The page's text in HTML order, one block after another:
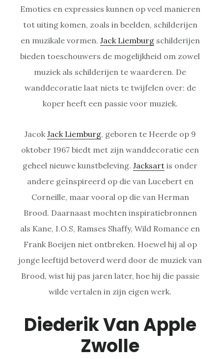
Emoties en expressies kunnen op veel manieren
tot uiting komen, zoals in beelden, schilderijen
en muzikale vormen. Jack Liemburgschilderijen
bieden toeschouwers de mogelijkheid om zowel
muziek als schilderijen te waarderen. De
wanddecoratie laat niets te twijfelen over: de
koper heeft een passie voor muziek.
Jacok Jack Liemburg, geboren te Heerde op 9
oktober 1967 biedt met zijn wanddecoratie een
geheel nieuwe kunstbeleving. Jacksart is onder
andere geïnspireerd op die van Lucebert en
Corneille, maar vooral op die van Herman
Brood. Daarnaast mochten inspiratiebronnen
als Kane, I.O.S, Ramses Shaffy, Wild Romance en
Frank Boeijen niet ontbreken. Hoewel hij al op
jonge leeftijd betoverd werd door de muziek van
Brood, wist hij pas jaren later, hoe hij die passie
wilde vertalen in zijn eigen werk.
Diederik Van Apple
Zwolle